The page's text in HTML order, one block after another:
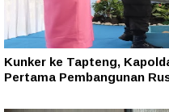
Kunker ke Tapteng,
Pertama Pembangunan